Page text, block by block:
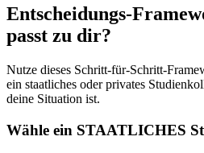
Entscheidungs-
passt zu dir?
Nutze dieses Schritt-für-Schritt-
ein staatliches oder privates
deine Situation ist.
Wähle ein STAATLICHES